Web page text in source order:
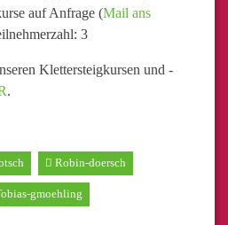
auf Anfrage (Mail ans
3
Klettersteigkursen und -
.
Robin-doersch
gmoehling